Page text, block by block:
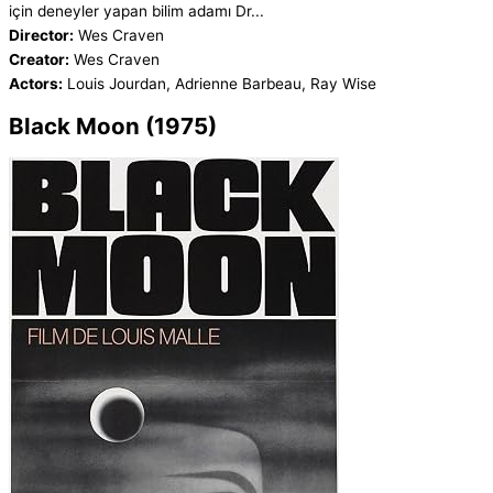
için deneyler yapan bilim adamı Dr...
Director: Wes Craven
Creator: Wes Craven
Actors: Louis Jourdan, Adrienne Barbeau, Ray Wise
Black Moon (1975)